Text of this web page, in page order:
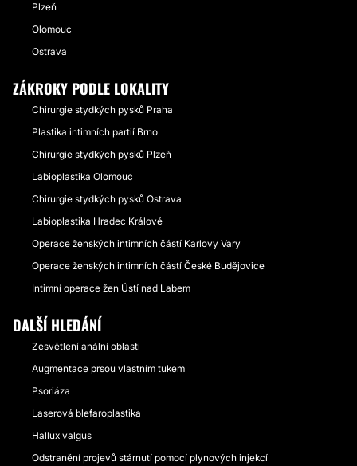
Plzeň
Olomouc
Ostrava
ZÁKROKY PODLE LOKALITY
Chirurgie stydkých pysků Praha
Plastika intimních partií Brno
Chirurgie stydkých pysků Plzeň
Labioplastika Olomouc
Chirurgie stydkých pysků Ostrava
Labioplastika Hradec Králové
Operace ženských intimních částí Karlovy Vary
Operace ženských intimních částí České Budějovice
Intimní operace žen Ústí nad Labem
DALŠÍ HLEDÁNÍ
Zesvětlení anální oblasti
Augmentace prsou vlastním tukem
Psoriáza
Laserová blefaroplastika
Hallux valgus
Odstranění projevů stárnutí pomocí plynových injekcí